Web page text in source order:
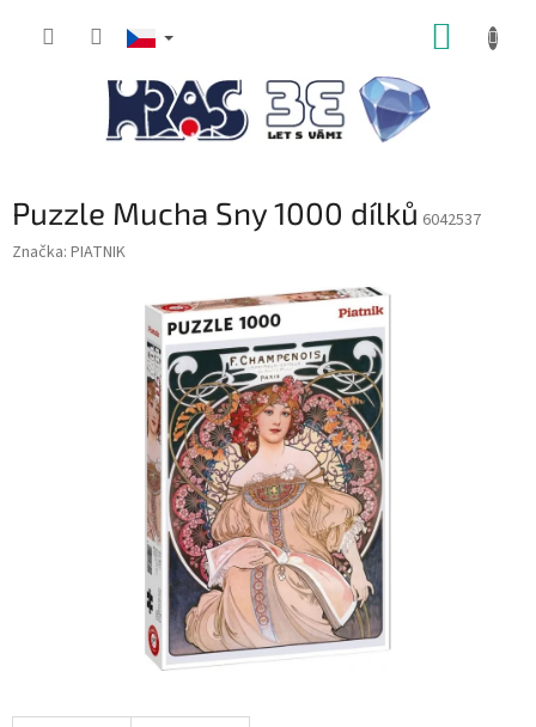
Puzzle Mucha Sny 1000 dílků 6042537
Značka: PIATNIK